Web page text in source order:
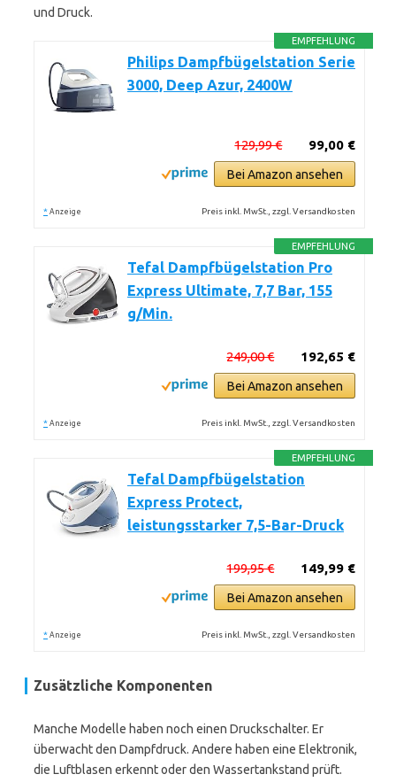
und Druck.
EMPFEHLUNG
Philips Dampfbügelstation Serie
3000, Deep Azur, 2400W
99,00 €
129,99 €
Bei Amazon ansehen
* Anzeige Preis inkl. MwSt., zzgl. Versandkosten
EMPFEHLUNG
Tefal Dampfbügelstation Pro
Express Ultimate, 7,7 Bar, 155
g/Min.
192,65 €
249,00 €
Bei Amazon ansehen
* Anzeige Preis inkl. MwSt., zzgl. Versandkosten
EMPFEHLUNG
Tefal Dampfbügelstation
Express Protect,
leistungsstarker 7,5-Bar-Druck
149,99 €
199,95 €
Bei Amazon ansehen
* Anzeige Preis inkl. MwSt., zzgl. Versandkosten
Zusätzliche Komponenten
Manche Modelle haben noch einen Druckschalter. Er
überwacht den Dampfdruck. Andere haben eine Elektronik,
die Luftblasen erkennt oder den Wassertankstand prüft.